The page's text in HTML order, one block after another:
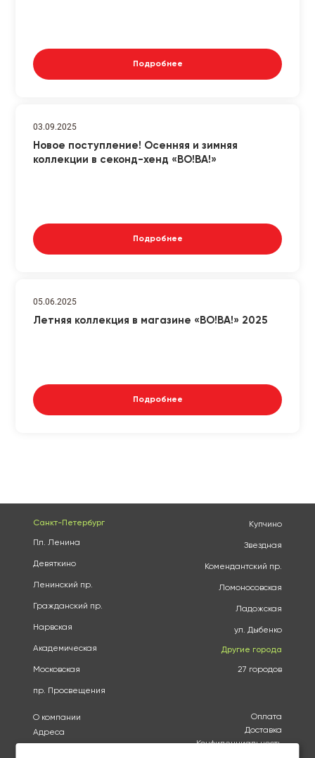
Подробнее
03.09.2025
Новое поступление! Осенняя и зимняя
коллекции в секонд-хенд «ВО!ВА!»
Подробнее
05.06.2025
Летняя коллекция в магазине «ВО!ВА!» 2025
Подробнее
Санкт-Петербург
Пл. Ленина
Девяткино
Ленинский пр.
Гражданский пр.
Нарвская
Академическая
Московская
пр. Просвещения
Купчино
Звездная
Комендантский пр.
Ломоносовская
Ладожская
ул. Дыбенко
Другие города
27 городов
О компании
Адреса
Оплата
Доставка
Конфиденциальность